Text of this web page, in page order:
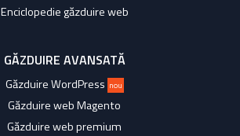
Enciclopedie găzduire web
GĂZDUIRE AVANSATĂ
Găzduire WordPress nou
Găzduire web Magento
Găzduire web premium